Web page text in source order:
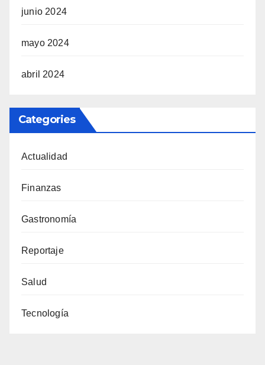
junio 2024
mayo 2024
abril 2024
Categories
Actualidad
Finanzas
Gastronomía
Reportaje
Salud
Tecnología